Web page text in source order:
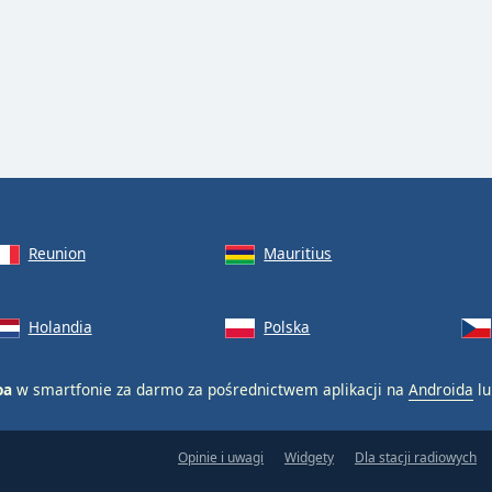
Reunion Mauritius
Holandia Polska
w smartfonie za darmo za pośrednictwem aplikacji na Androida
Opinie i uwagi Widgety Dla stacji radiowych